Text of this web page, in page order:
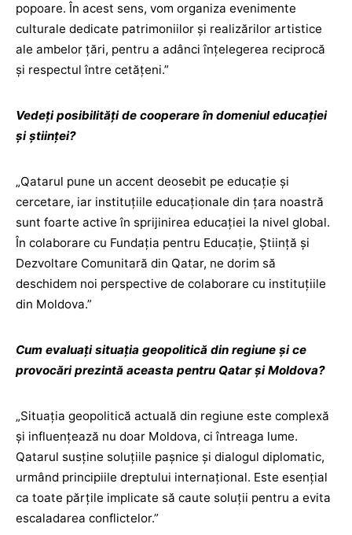
popoare. În acest sens, vom organiza evenimente
culturale dedicate patrimoniilor și realizărilor artistice
ale ambelor țări, pentru a adânci înțelegerea reciprocă
și respectul între cetățeni.”
Vedeți posibilități de cooperare în domeniul educației
și științei?
„Qatarul pune un accent deosebit pe educație și
cercetare, iar instituțiile educaționale din țara noastră
sunt foarte active în sprijinirea educației la nivel global.
În colaborare cu Fundația pentru Educație, Știință și
Dezvoltare Comunitară din Qatar, ne dorim să
deschidem noi perspective de colaborare cu instituțiile
din Moldova.”
Cum evaluați situația geopolitică din regiune și ce
provocări prezintă aceasta pentru Qatar și Moldova?
„Situația geopolitică actuală din regiune este complexă
și influențează nu doar Moldova, ci întreaga lume.
Qatarul susține soluțiile pașnice și dialogul diplomatic,
urmând principiile dreptului internațional. Este esențial
ca toate părțile implicate să caute soluții pentru a evita
escaladarea conflictelor.”